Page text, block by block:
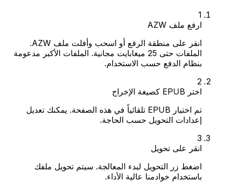
1
ارفع ملف AZW
انقر على منطقة الرفع أو اسحب وأفلت ملف AZW.
الملفات حتى 25 ميغابايت مجانية. الملفات الأكبر مدعومة
بنظام الدفع حسب الاستخدام.
2
اختر EPUB كصيغة الإخراج
تم اختيار EPUB تلقائياً في هذه الصفحة. يمكنك تعديل
إعدادات التحويل حسب الحاجة.
3
انقر على تحويل
اضغط زر التحويل لبدء المعالجة. سيتم تحويل ملفك
باستخدام خوادمنا عالية الأداء.